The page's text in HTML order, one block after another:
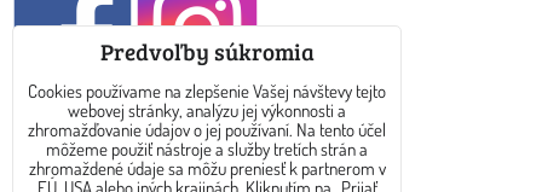
KONTAKT
E-mail: info@dreamtea.sk
Predvoľby súkromia
Cookies používame na zlepšenie Vašej návštevy tejto
webovej stránky, analýzu jej výkonnosti a
zhromažďovanie údajov o jej používaní. Na tento účel
môžeme použiť nástroje a služby tretích strán a
zhromaždené údaje sa môžu preniesť k partnerom v